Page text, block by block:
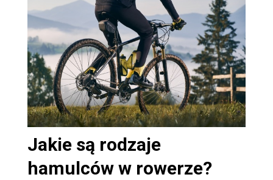
Jakie są rodzaje
hamulców w rowerze?